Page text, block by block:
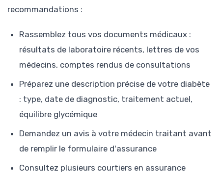
recommandations :
Rassemblez tous vos documents médicaux :
résultats de laboratoire récents, lettres de vos
médecins, comptes rendus de consultations
Préparez une description précise de votre diabète
: type, date de diagnostic, traitement actuel,
équilibre glycémique
Demandez un avis à votre médecin traitant avant
de remplir le formulaire d'assurance
Consultez plusieurs courtiers en assurance